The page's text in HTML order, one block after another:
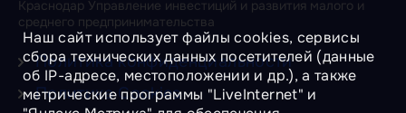
Краснодар Управление инвестиций и развития малого и
среднего предпринимательства
Политика конфиденциальности
Политика Cookies
Наш сайт использует файлы cookies, сервисы
сбора технических данных посетителей (данные
об IP-адресе, местоположении и др.), а также
метрические программы "LiveInternet" и